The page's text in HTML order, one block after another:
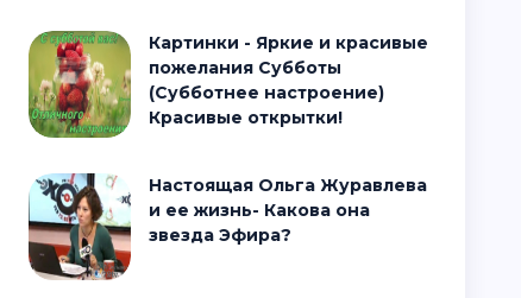
Картинки - Яркие и красивые
пожелания Субботы
(Субботнее настроение)
Красивые открытки!
Настоящая Ольга Журавлева
и ее жизнь- Какова она
звезда Эфира?